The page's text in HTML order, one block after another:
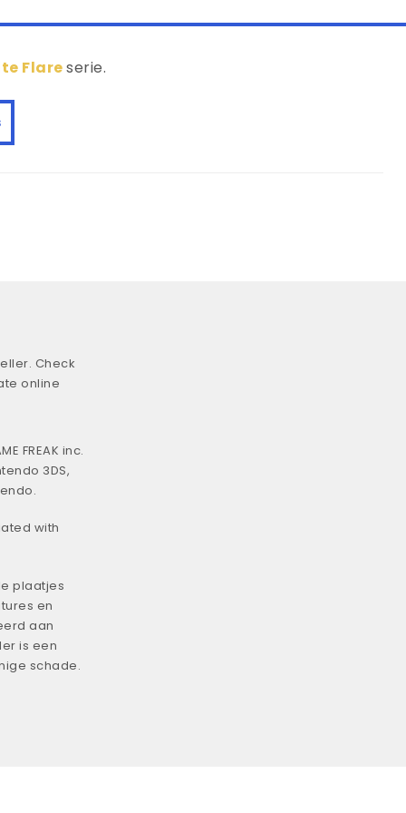
Flareserie.
Check
online
FREAK inc.
3DS,
with
plaatjes
en
aan
is een
schade.